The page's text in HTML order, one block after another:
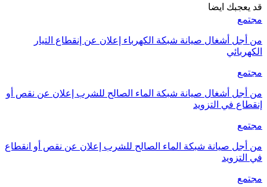
قد يعجبك ايضا
مجتمع
من أجل أشغال صيانة شبكة الكهرباء إعلان عن إنقطاع التيار
الكهربائي
مجتمع
من أجل أشغال صيانة شبكة الماء الصالح للشرب إعلان عن نقص أو
إنقطاع في التزويد
مجتمع
من أجل صيانة شبكة الماء الصالح للشرب إعلان عن نقص أو انقطاع
في التزويد
مجتمع